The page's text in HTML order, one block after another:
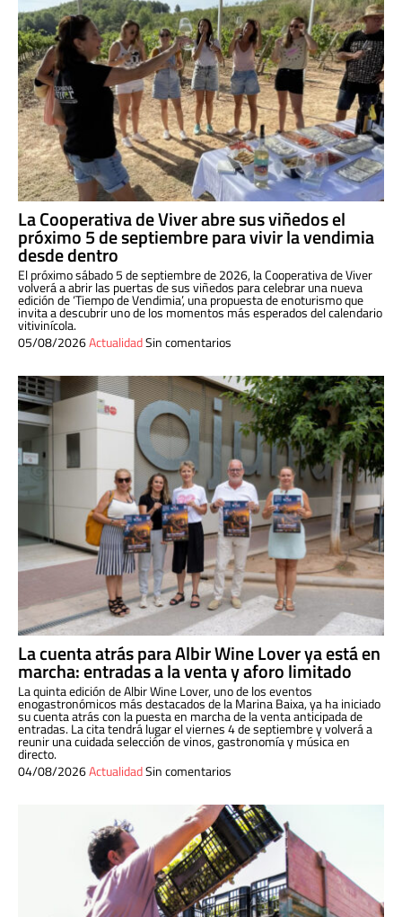
La Cooperativa de Viver abre sus viñedos el
próximo 5 de septiembre para vivir la vendimia
desde dentro
El próximo sábado 5 de septiembre de 2026, la Cooperativa de Viver
volverá a abrir las puertas de sus viñedos para celebrar una nueva
edición de ‘Tiempo de Vendimia’, una propuesta de enoturismo que
invita a descubrir uno de los momentos más esperados del calendario
vitivinícola.
05/08/2026ActualidadSin comentarios
La cuenta atrás para Albir Wine Lover ya está en
marcha: entradas a la venta y aforo limitado
La quinta edición de Albir Wine Lover, uno de los eventos
enogastronómicos más destacados de la Marina Baixa, ya ha iniciado
su cuenta atrás con la puesta en marcha de la venta anticipada de
entradas. La cita tendrá lugar el viernes 4 de septiembre y volverá a
reunir una cuidada selección de vinos, gastronomía y música en
directo.
04/08/2026ActualidadSin comentarios